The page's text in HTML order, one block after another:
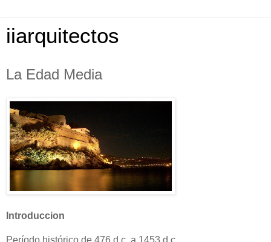
iiarquitectos
La Edad Media
Introduccion
Período histórico de 476 d.c. a 1453 d.c.